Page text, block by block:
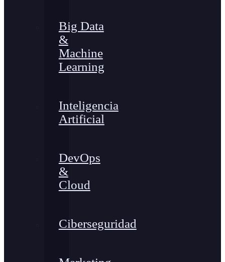
Big Data
&
Machine
Learning
Inteligencia
Artificial
DevOps
&
Cloud
Ciberseguridad